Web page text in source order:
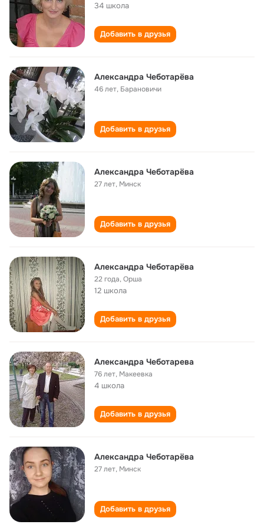
34 школа
Добавить в друзья
Александра Чеботарёва
46 лет, Барановичи
Добавить в друзья
Александра Чеботарёва
27 лет, Минск
Добавить в друзья
Александра Чеботарёва
22 года,Орша
12 школа
Добавить в друзья
Александра Чеботарева
76 лет, Макеевка
4 школа
Добавить в друзья
Александра Чеботарёва
27 лет, Минск
Добавить в друзья